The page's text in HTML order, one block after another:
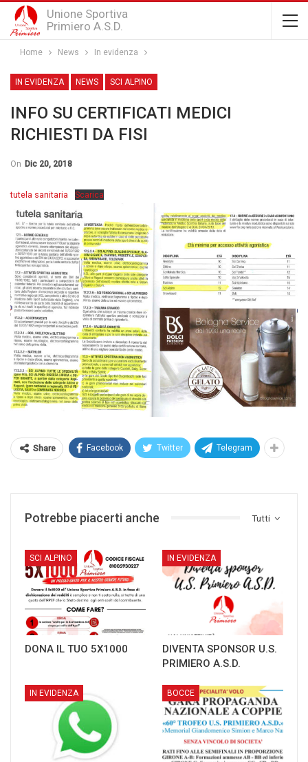
Unione Sportiva
Primiero A.S.D.
Home News In evidenza
IN EVIDENZA NEWS SCI ALPINO
INFO SU CERTIFICATI MEDICI
RICHIESTI DA FISI
On Dic 20, 2018
tutela sanitaria Scarica
Share Facebook Twitter Telegram
Tutti
Potrebbe piacerti anche
SCI ALPINO
DONA IL TUO 5X1000
IN EVIDENZA
DIVENTA SPONSOR U.S.
PRIMIERO A.S.D.
IN EVIDENZA BOCCE